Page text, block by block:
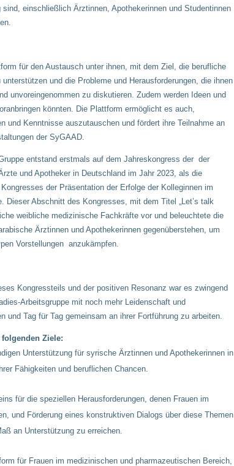
einschließlich Ärztinnen, Apothekerinnen und Studentinnen
für den Austausch unter ihnen, mit dem Ziel, die berufliche
unterstützen und die Probleme und Herausforderungen, die ihnen
unvoreingenommen zu diskutieren. Zudem werden Ideen und
könnten. Die Plattform ermöglicht es auch,
und Kenntnisse auszutauschen und fördert ihre Teilnahme an
der SyGAAD.
entstand erstmals auf dem Jahreskongress der der
und Apotheker in Deutschland im Jahr 2023, als die
der Präsentation der Erfolge der Kolleginnen im
Dieser Abschnitt des Kongresses, mit dem Titel „Let’s talk
weibliche medizinische Fachkräfte vor und beleuchtete die
Ärztinnen und Apothekerinnen gegenüberstehen, um
Vorstellungen anzukämpfen.
Kongressteils und der positiven Resonanz war es zwingend
Arbeitsgruppe mit noch mehr Leidenschaft und
und Tag für Tag gemeinsam an ihrer Fortführung zu arbeiten.
Ziele:
Unterstützung für syrische Ärztinnen und Apothekerinnen in
Fähigkeiten und beruflichen Chancen.
für die speziellen Herausforderungen, denen Frauen im
und Förderung eines konstruktiven Dialogs über diese Themen
an Unterstützung zu erreichen.
für Frauen im medizinischen und pharmazeutischen Bereich,